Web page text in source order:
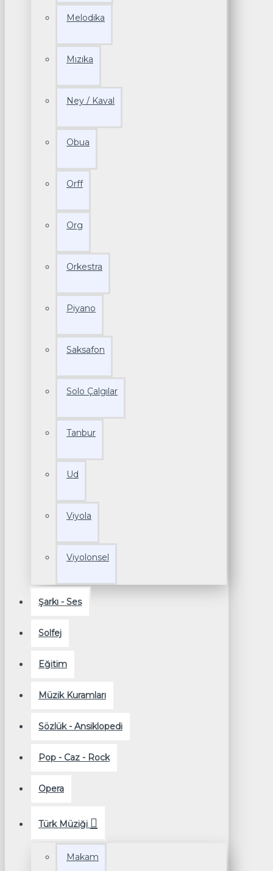
Melodika
Mızıka
Ney / Kaval
Obua
Orff
Org
Orkestra
Piyano
Saksafon
Solo Çalgılar
Tanbur
Ud
Viyola
Viyolonsel
Şarkı - Ses
Solfej
Eğitim
Müzik Kuramları
Sözlük - Ansiklopedi
Pop - Caz - Rock
Opera
Türk Müziği
Makam